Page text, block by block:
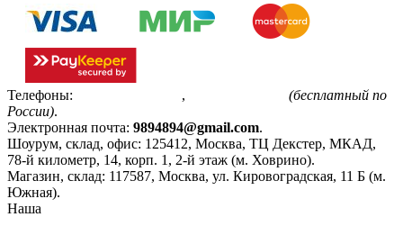
Телефоны: ,
(бесплатный по
России).
Электронная почта: 9894894@gmail.com.
Шоурум, склад, офис: 125412, Москва, ТЦ Декстер, МКАД,
78-й километр, 14, корп. 1, 2-й этаж (м. Ховрино).
Магазин, склад: 117587, Москва, ул. Кировоградская, 11 Б (м.
Южная).
Наша